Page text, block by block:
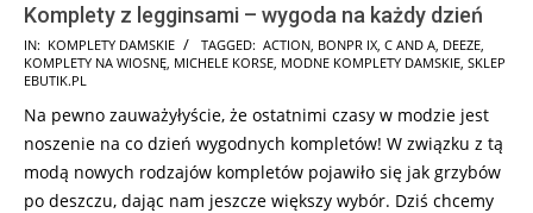
Komplety z legginsami – wygoda na każdy dzień
2025-
06-
IN: KOMPLETY DAMSKIE TAGGED: ACTION BONPR IX C AND A DEEZE
KOMPLETY NA WIOSNĘ MICHELE KORSE MODNE KOMPLETY DAMSKIE SKLEP
EBUTIK.PL
Na pewno zauważyłyście, że ostatnimi czasy w modzie jest
noszenie na co dzień wygodnych kompletów! W związku z tą
modą nowych rodzajów kompletów pojawiło się jak grzybów
po deszczu, dając nam jeszcze większy wybór. Dziś chcemy